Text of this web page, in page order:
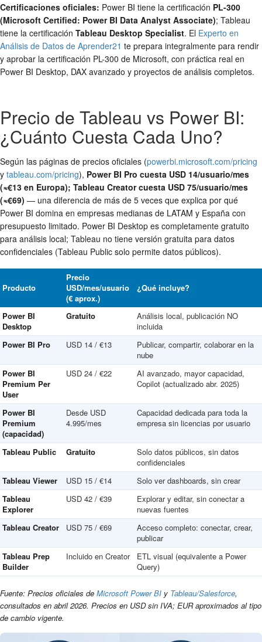
Certificaciones oficiales: Power BI tiene la certificación PL-300
(Microsoft Certified: Power BI Data Analyst Associate); Tableau
tiene la certificación Tableau Desktop Specialist. El Experto en
Análisis de Datos de Aprender21 te prepara integralmente para rendir
y aprobar la certificación PL-300 de Microsoft, con práctica real en
Power BI Desktop, DAX avanzado y proyectos de análisis completos.
Precio de Tableau vs Power BI:
¿Cuánto Cuesta Cada Uno?
Según las páginas de precios oficiales (powerbi.microsoft.com/pricing
y tableau.com/pricing), Power BI Pro cuesta USD 14/usuario/mes
(≈€13 en Europa); Tableau Creator cuesta USD 75/usuario/mes
(≈€69) — una diferencia de más de 5 veces que explica por qué
Power BI domina en empresas medianas de LATAM y España con
presupuesto limitado. Power BI Desktop es completamente gratuito
para análisis local; Tableau no tiene versión gratuita para datos
confidenciales (Tableau Public solo permite datos públicos).
Producto
Precio
USD/mes/usuario
(€ aprox.)
¿Qué incluye?
Power BI
Desktop
Gratuito
Análisis local, publicación NO
incluida
Power BI Pro
USD 14 / €13
Publicar, compartir, colaborar en la
nube
Power BI
Premium Per
User
USD 24 / €22
AI avanzado, mayor capacidad,
Copilot (actualizado abr. 2025)
Power BI
Premium
(capacidad)
Desde USD
4.995/mes
Capacidad dedicada para toda la
empresa sin licencias por usuario
Tableau Public Gratuito
Solo datos públicos, sin datos
confidenciales
Tableau Viewer
USD 15 / €14
Solo ver dashboards, sin crear
Tableau
Explorer
USD 42 / €39
Explorar y editar, sin conectar a
nuevas fuentes
Tableau Creator
USD 75 / €69
Acceso completo: conectar, crear,
publicar
Tableau Prep
Builder
Incluido en Creator
ETL visual (equivalente a Power
Query)
Fuente: Precios oficiales de Microsoft Power BI y Tableau/Salesforce,
consultados en abril 2026. Precios en USD sin IVA; EUR aproximados al tipo
de cambio vigente.